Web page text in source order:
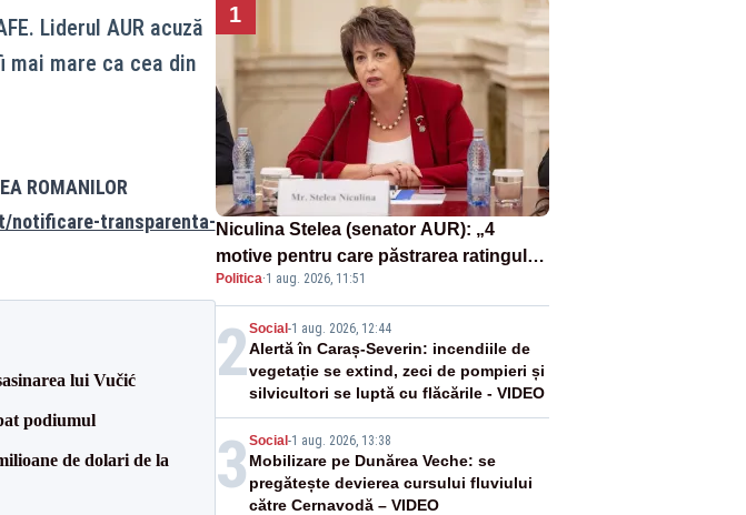
Liderul AUR acuză
mare ca cea din
ROMANILOR
notificare-transparenta-
lui Vučić
podiumul
de dolari de la
1
Niculina Stelea (senator AUR): „4
motive pentru care păstrarea ratingului
de țară nu este o reușită pentru
Guvernul Bolojan”
Politica·1 aug. 2026, 11:51
2Social -1 aug. 2026, 12:44
Alertă în Caraș-Severin: incendiile de
vegetație se extind, zeci de pompieri și
silvicultori se luptă cu flăcările - VIDEO
3 Social -1 aug. 2026, 13:38
Mobilizare pe Dunărea Veche: se
pregătește devierea cursului fluviului
către Cernavodă – VIDEO